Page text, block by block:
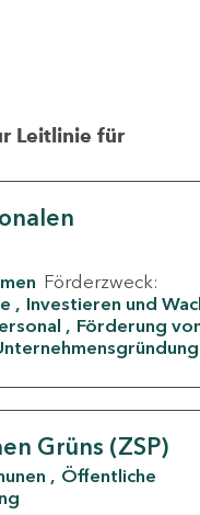
Leitlinie für
Förderzweck:
Investieren und
Förderung
Grüns (ZSP)
Öffentliche